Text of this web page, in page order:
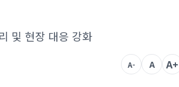
및 현장 대응 강화
A- A A+